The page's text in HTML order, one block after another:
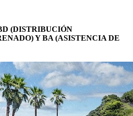
(DISTRIBUCIÓN
Y BA (ASISTENCIA DE